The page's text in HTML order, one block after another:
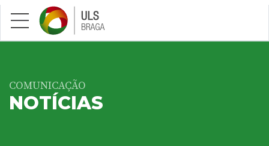
Saltar para conteúdo principal
COMUNICAÇÃO
NOTÍCIAS